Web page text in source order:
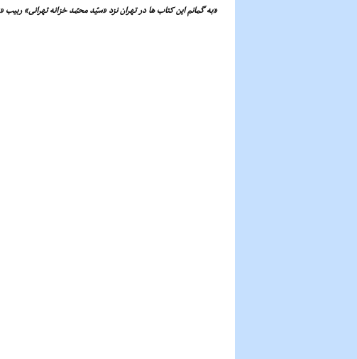
«به گمانم این کتاب ها در تهران نزد «سیّد محمّد خزانه تهرانى»